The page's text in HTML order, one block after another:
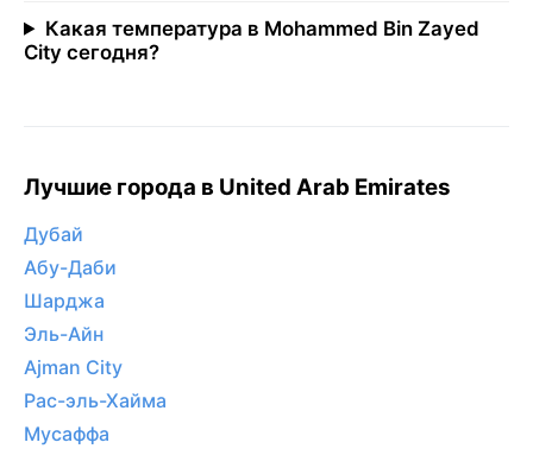
Какая температура в Mohammed Bin Zayed
City сегодня?
Лучшие города в United Arab Emirates
Дубай
Абу-Даби
Шарджа
Эль-Айн
Ajman City
Рас-эль-Хайма
Мусаффа